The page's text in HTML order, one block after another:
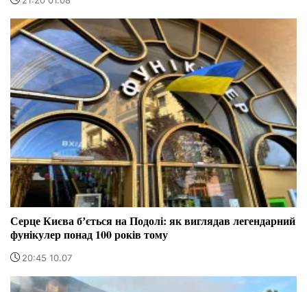
Серце Києва бʼється на Подолі: як виглядав легендарний
фунікулер понад 100 років тому
20:45 10.07